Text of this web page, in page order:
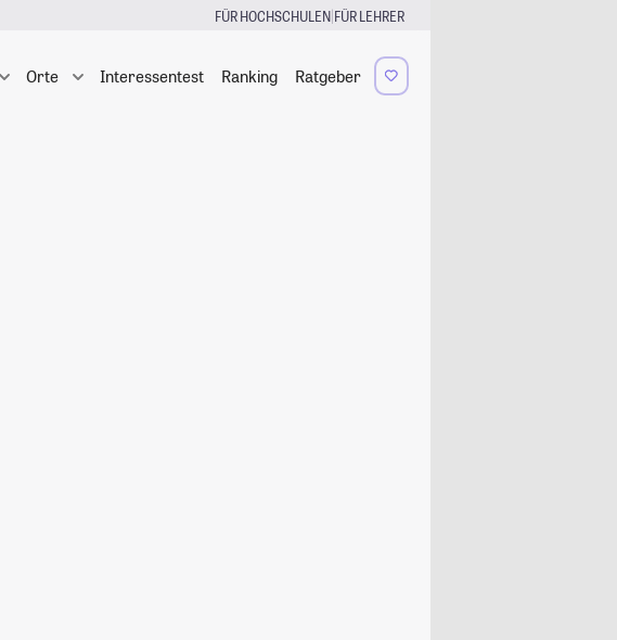
FÜR HOCHSCHULEN|FÜR LEHRER
Orte Interessentest Ranking Ratgeber